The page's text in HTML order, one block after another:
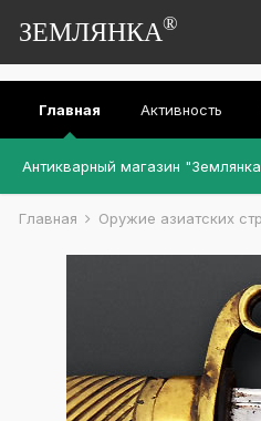
ЗЕМЛЯНКА®
Главная
Антикварный магазин
Активность
Главная Оружие азиатских